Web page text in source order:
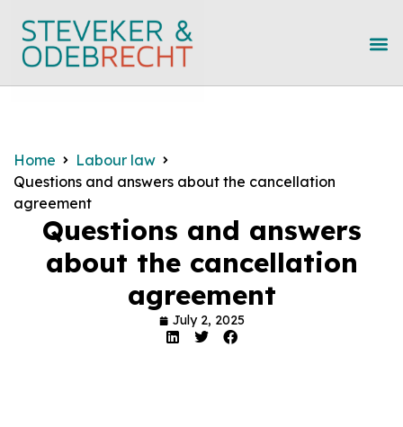
Home
Labour law
Questions and answers about the cancellation
agreement
Questions and answers
about the cancellation
agreement
July 2, 2025